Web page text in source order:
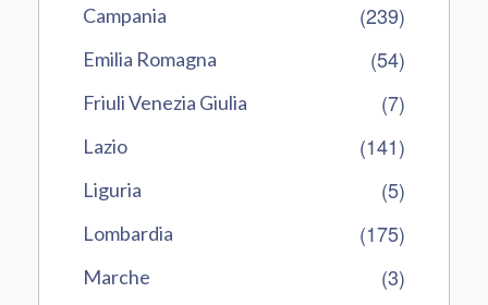
Campania (239)
Emilia Romagna (54)
Friuli Venezia Giulia (7)
Lazio (141)
Liguria (5)
Lombardia (175)
Marche (3)